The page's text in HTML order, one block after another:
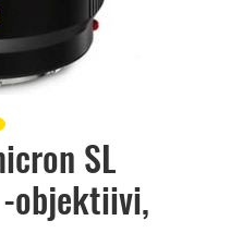
SL
objektiivi,